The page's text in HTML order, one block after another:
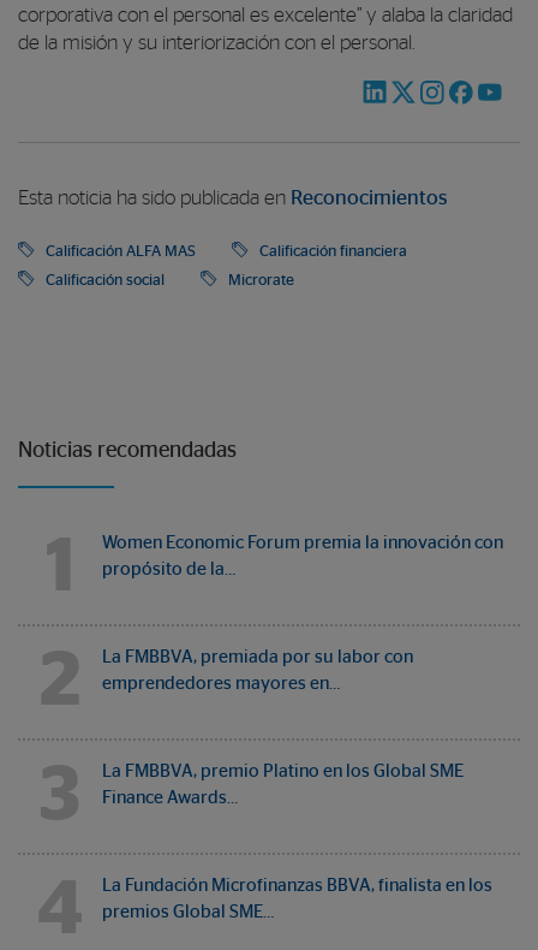
corporativa con el personal es excelente” y alaba la claridad
de la misión y su interiorización con el personal.
Esta noticia ha sido publicada en Reconocimientos
Calificación ALFA MAS
Calificación financiera
Calificación social
Microrate
Noticias recomendadas
1
Women Economic Forum premia la innovación con
propósito de la…
2
La FMBBVA, premiada por su labor con
emprendedores mayores en…
3
La FMBBVA, premio Platino en los Global SME
Finance Awards…
4
La Fundación Microfinanzas BBVA, finalista en los
premios Global SME…